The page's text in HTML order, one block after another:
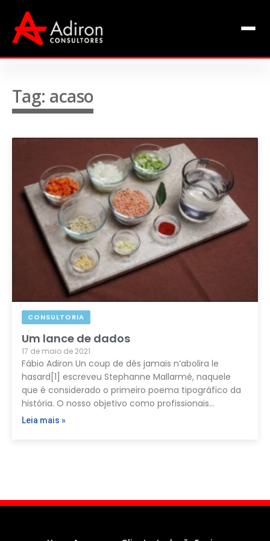
Livros de Fábio Adiron
Contato
Tag: acaso
CONSULTORIA
Um lance de dados
17 de maio de 2021
Fábio Adiron Un coup de dés jamais n’abolira le
hasard[1] escreveu Stephanne Mallarmé, naquele
que é considerado o primeiro poema tipográfico da
história. O nosso objetivo como profissionais…
Leia mais »